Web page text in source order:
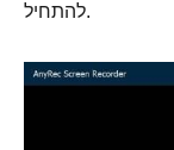
להתחיל.